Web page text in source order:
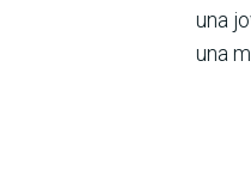
una
una